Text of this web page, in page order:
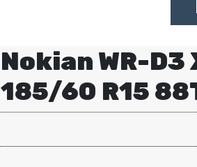
Nokian WR-D3
185/60 R15